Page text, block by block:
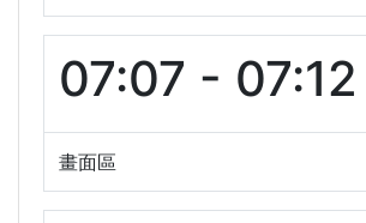
07:07 - 07:12
畫面區